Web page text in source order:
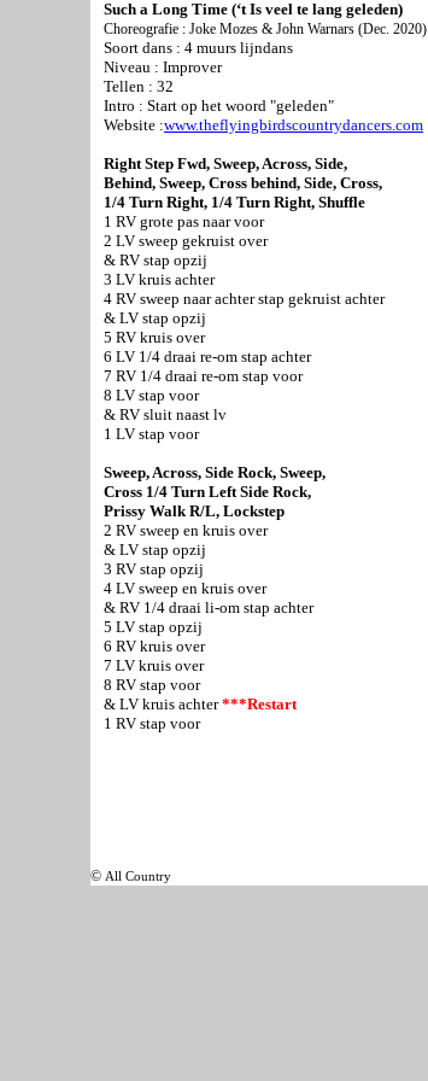
Such a Long Time (‘t Is veel te lang geleden)
Choreografie : Joke Mozes & John Warnars (Dec. 2020)
Soort dans : 4 muurs lijndans
Niveau : Improver
Tellen : 32
Intro : Start op het woord "geleden"
Website :www.theflyingbirdscountrydancers.com
Right Step Fwd, Sweep, Across, Side,
Behind, Sweep, Cross behind, Side, Cross,
1/4 Turn Right, 1/4 Turn Right, Shuffle
1 RV grote pas naar voor
2 LV sweep gekruist over
& RV stap opzij
3 LV kruis achter
4 RV sweep naar achter stap gekruist achter
& LV stap opzij
5 RV kruis over
6 LV 1/4 draai re-om stap achter
7 RV 1/4 draai re-om stap voor
8 LV stap voor
& RV sluit naast lv
1 LV stap voor
Sweep, Across, Side Rock, Sweep,
Cross 1/4 Turn Left Side Rock,
Prissy Walk R/L, Lockstep
2 RV sweep en kruis over
& LV stap opzij
3 RV stap opzij
4 LV sweep en kruis over
& RV 1/4 draai li-om stap achter
5 LV stap opzij
6 RV kruis over
7 LV kruis over
8 RV stap voor
& LV kruis achter***Restart
1 RV stap voor
© All Country